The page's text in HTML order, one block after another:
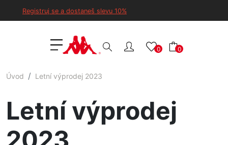
Registruj se a dostaneš slevu 10%
0 0
Úvod Letní výprodej 2023
Letní výprodej